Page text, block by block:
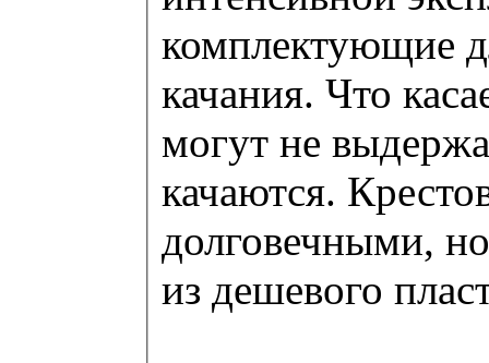
комплектующие
качания. Что
могут не
качаются.
долговечными,
из дешевого